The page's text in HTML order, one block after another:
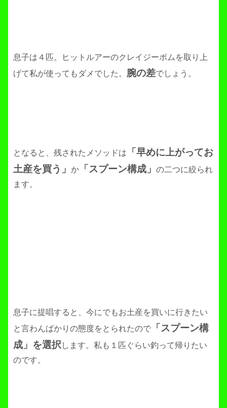
息子は４匹。ヒットルアーのクレイジーボムを取り上
げて私が使ってもダメでした。 腕の差でしょう。
となると、残されたメソッドは
「早めに上がってお
土産を買う」 か 「スプーン構成」 の二つに絞られ
ます。
息子に提唱すると、今にでもお土産を買いに行きたい
と言わんばかりの態度をとられたので
「スプーン構
成」を選択 します。私も１匹ぐらい釣って帰りたい
のです。